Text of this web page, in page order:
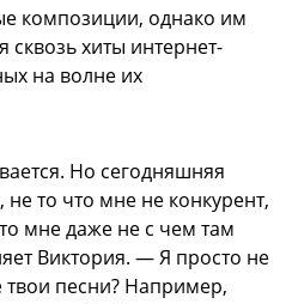
композиции, однако им
сквозь хиты интернет-
на волне их
Но сегодняшняя
то что мне не конкурент,
мне даже не с чем там
Виктория. — Я просто не
твои песни? Например,